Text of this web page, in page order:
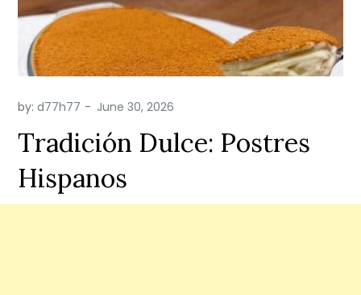
by:d77h77
Tradición Dulce: Postres
Hispanos